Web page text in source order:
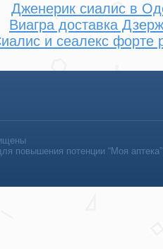
Дженерик сиалис в
Виагра доставка
и сеалекс форте
повышения потенции “Моя